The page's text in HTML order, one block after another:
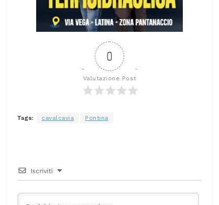
0
Valutazione Post
Tags: cavalcavia Pontina
Iscriviti